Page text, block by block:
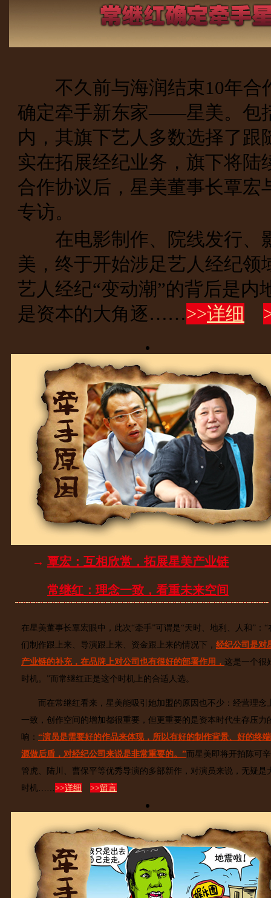
不久前与海润结束10年合
确定牵手新东家——星美。包
内，其旗下艺人多数选择了
实在拓展经纪业务，旗下将陆
合作协议后，星美董事长覃
专访。
在电影制作、院线发行、
美，终于开始涉足艺人经纪
艺人经纪“变动潮”的背后是
是资本的大角逐……>>详细
→ 覃宏：互相欣赏，拓展星美产业链
常继红：理念一致，看重未来空间
在星美董事长覃宏眼中，此次“牵手”可谓是“天时、地利、人和”：“
们制作跟上来、导演跟上来、资金跟上来的情况下， 经纪公司是对
产业链的补充，在品牌上对公司也有很好的部署作用， 这是一个很
时机。”而常继红正是这个时机上的合适人选。
而在常继红看来，星美能吸引她加盟的原因也不少：经营理念
一致，创作空间的增加都很重要，但更重要的是资本时代生存压力
响： “演员是需要好的作品来体现，所以有好的制作背景、好的终
源做后盾，对经纪公司来说是非常重要的。”而星美即将开拍陈可
管虎、陆川、曹保平等优秀导演的多部新作，对演员来说，无疑是
时机……>>详细 >>留言